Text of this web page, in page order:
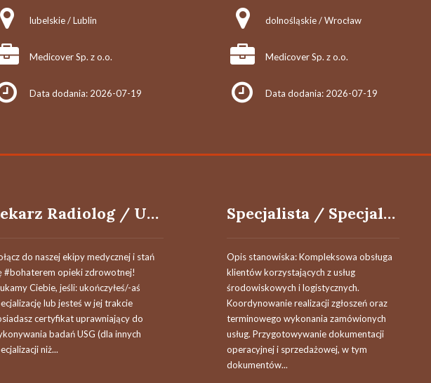
lubelskie / Lublin
Medicover Sp. z o.o.
Data dodania: 2026-07-19
dolnośląskie / Wrocław
Medicover Sp. z o.o.
Data dodania: 2026-07-19
Lekarz Radiolog / Ultrasonografista / Lekarka Radiolożka / Ultrasonografistka
do naszej ekipy medycznej i stań
#bohaterem opieki zdrowotnej!
Ciebie, jeśli​: ukończyłeś/-aś
lub jesteś w jej trakcie
certyfikat uprawniający do
badań USG (dla innych
niż...
Specjalista / Specjalistka Specjalista ds. Gospodarki Odpadami i Obsługi Klienta
Opis stanowiska: Kompleksowa obsługa
klientów korzystających z usług
środowiskowych i logistycznych.
Koordynowanie realizacji zgłoszeń oraz
terminowego wykonania zamówionych
usług. Przygotowywanie dokumentacji
operacyjnej i sprzedażowej, w tym
dokumentów...